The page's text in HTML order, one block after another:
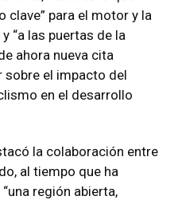
clave” para el motor y la
“a las puertas de la
ahora nueva cita
sobre el impacto del
en el desarrollo
la colaboración entre
al tiempo que ha
región abierta,